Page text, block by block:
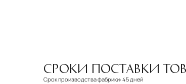
СРОКИ ПОСТАВКИ
Срок производства фабрики: 45 дней